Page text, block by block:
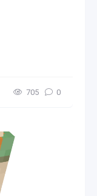
705 0